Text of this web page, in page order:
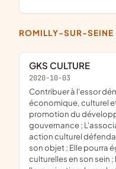
ROMILLY-SUR-SEINE
GKS CULTURE
2020-10-03
contribuer à l'essor démocratique Politique,
économique, culturel
promotion du
gouvernance ;
action culturel
son objet ; Elle pourra
culturelles en son sein